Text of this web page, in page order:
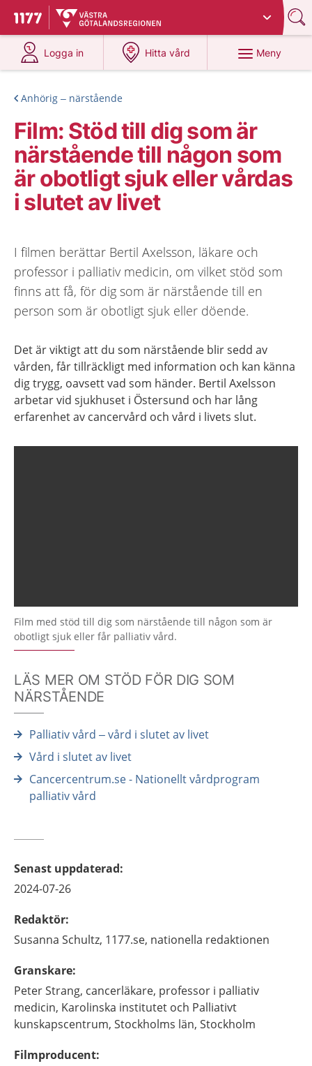
Till startsidan för 1177
Du har valt region
Logga in
på 1177.se
Hitta vård
på 1177.se
Meny
Anhörig – närstående
Film: Stöd till dig som är
närstående till någon som
är obotligt sjuk eller vårdas
i slutet av livet
I filmen berättar Bertil Axelsson, läkare och
professor i palliativ medicin, om vilket stöd som
finns att få, för dig som är närstående till en
person som är obotligt sjuk eller döende.
Det är viktigt att du som närstående blir sedd av
vården, får tillräckligt med information och kan känna
dig trygg, oavsett vad som händer. Bertil Axelsson
arbetar vid sjukhuset i Östersund och har lång
erfarenhet av cancervård och vård i livets slut.
Film med stöd till dig som närstående till någon som är
obotligt sjuk eller får palliativ vård.
LÄS MER OM STÖD FÖR DIG SOM
NÄRSTÅENDE
Palliativ vård – vård i slutet av livet
Vård i slutet av livet
Cancercentrum.se - Nationellt vårdprogram
palliativ vård
Senast uppdaterad:
2024-07-26
Redaktör:
Susanna Schultz, 1177.se, nationella redaktionen
Granskare:
PeterStrang, cancerläkare, professor i palliativ
medicin, Karolinska institutet och Palliativt
kunskapscentrum, Stockholms län, Stockholm
Filmproducent: